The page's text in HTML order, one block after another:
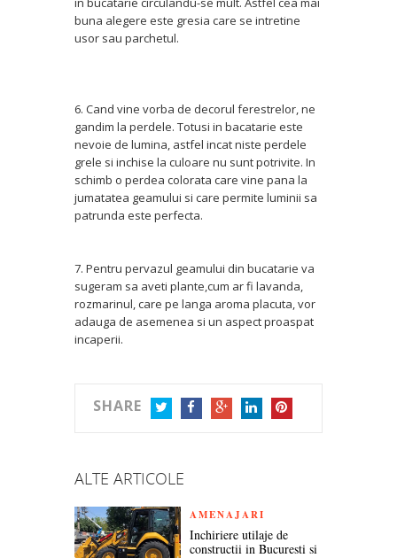
buna alegere este gresia care se intretine
usor sau parchetul.
6. Cand vine vorba de decorul ferestrelor, ne
gandim la perdele. Totusi in bacatarie este
nevoie de lumina, astfel incat niste perdele
grele si inchise la culoare nu sunt potrivite. In
schimb o perdea colorata care vine pana la
jumatatea geamului si care permite luminii sa
patrunda este perfecta.
7. Pentru pervazul geamului din bucatarie va
sugeram sa aveti plante,cum ar fi lavanda,
rozmarinul, care pe langa aroma placuta, vor
adauga de asemenea si un aspect proaspat
incaperii.
SHARE
ALTE ARTICOLE
AMENAJARI
Inchiriere utilaje de
constructii in Bucuresti si